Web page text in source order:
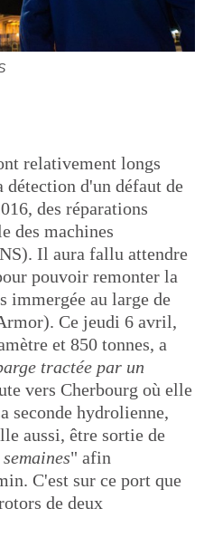
relativement longs
détection d'un défaut de
des réparations
des machines
Il aura fallu attendre
pouvoir remonter la
immergée au large de
Ce jeudi 6 avril,
et 850 tonnes, a
tractée par un
vers Cherbourg où elle
seconde hydrolienne,
aussi, être sortie de
" afin
C'est sur ce port que
de deux